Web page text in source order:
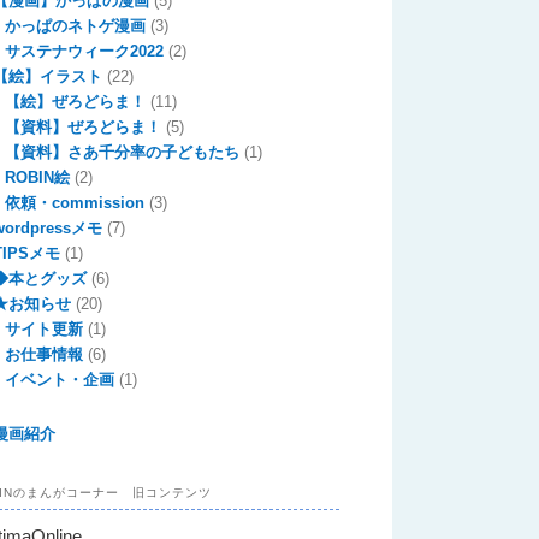
かっぱのネトゲ漫画 (3)
サステナウィーク2022 (2)
【絵】イラスト (22)
【絵】ぜろどらま！
(11)
【資料】ぜろどらま！
(5)
【資料】さあ千分率の子どもたち (1)
ROBIN絵 (2)
依頼・commission (3)
メモ (7)
メモ (1)
とグッズ(6)
知らせ (20)
サイト更新 (1)
お仕事情報 (6)
イベント・企画 (1)
画紹介
のまんがコーナー 旧コンテンツ